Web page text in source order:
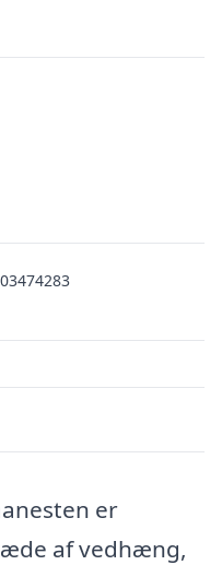
er
af vedhæng,